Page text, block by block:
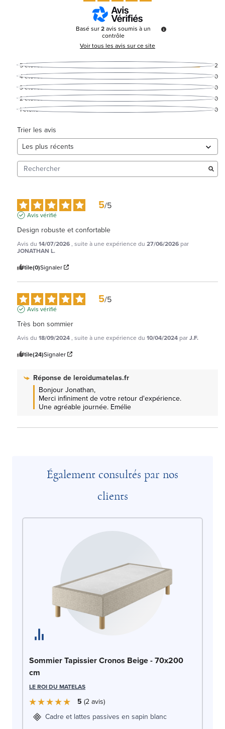
Basé sur2avis soumis à un
contrôle
Voir tous les avis sur ce site
5étoiles
2
4étoiles
0
3étoiles
0
2étoiles
0
1étoile 0
Trier les avis
5/5
Avis vérifié
Design robuste et confortable
Avis du 14/07/2026, suite à une expérience du 27/06/2026 par
JONATHAN L.
Utile(0)Signaler
5/5
Avis vérifié
Très bon sommier
Avis du 18/09/2024, suite à une expérience du 10/04/2024 parJ.F.
Utile(24)Signaler
Réponse deleroidumatelas.fr
Bonjour Jonathan,
Merci infiniment de votre retour d'expérience.
Une agréable journée. Emélie
Également consultés par nos
clients
Sommier Tapissier Cronos Beige - 70x200
cm
LE ROI DU MATELAS
5 2avis
Cadre et lattes passives en sapin blanc